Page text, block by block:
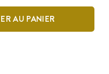
AU PANIER